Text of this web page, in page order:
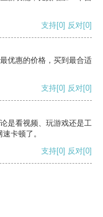
支持[0] 反对[0]
优惠的价格，买到最合适
支持[0] 反对[0]
是看视频、玩游戏还是工
卡顿了。
支持[0] 反对[0]